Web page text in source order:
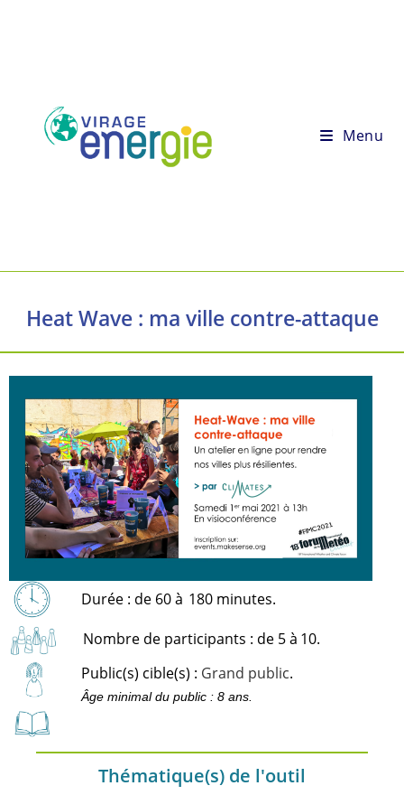
Menu
Heat Wave : ma ville contre-attaque
Durée : de 60 à 180 minutes.
Nombre de participants : de 5 à 10.
Public(s) cible(s) : Grand public.
Âge minimal du public : 8 ans.
Thématique(s) de l'outil